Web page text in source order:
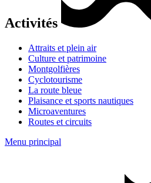
Activités
Attraits et plein air
Culture et patrimoine
Montgolfières
Cyclotourisme
La route bleue
Plaisance et sports nautiques
Microaventures
Routes et circuits
Menu principal